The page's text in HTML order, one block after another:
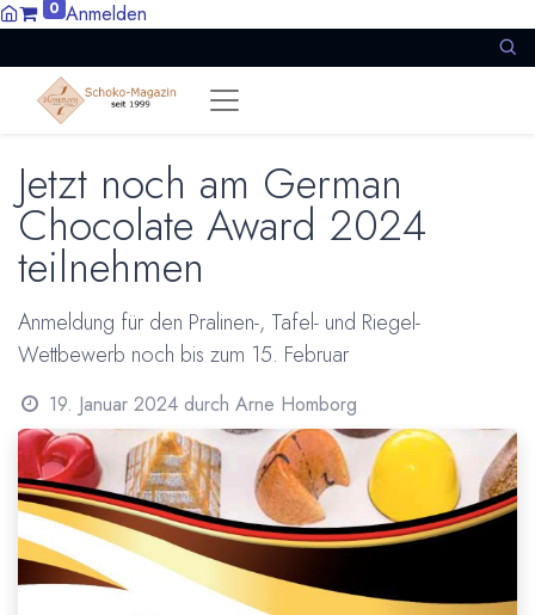
0 Anmelden
Jetzt noch am German
Chocolate Award 2024
teilnehmen
Anmeldung für den Pralinen-, Tafel- und Riegel-
Wettbewerb noch bis zum 15. Februar
19. Januar 2024 durch Arne Homborg